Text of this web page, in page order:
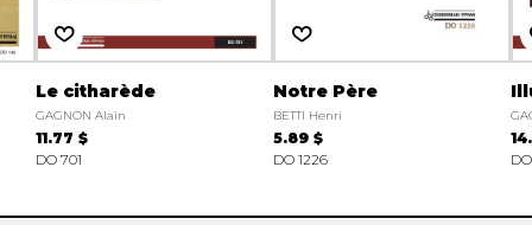
Le citharède
GAGNON Alain
11.77 $
DO 701
Notre Père
BETTI Henri
5.89 $
DO 1226